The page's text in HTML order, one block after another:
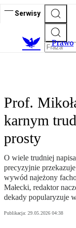
Serwisy
Prawo
Prof.
karnym
prosty
O wiele trudniej
precyzyjnie
wywód najeżony
Małecki, redaktor
dekady popularyzuje
Publikacja: 29.05.2026 04:38